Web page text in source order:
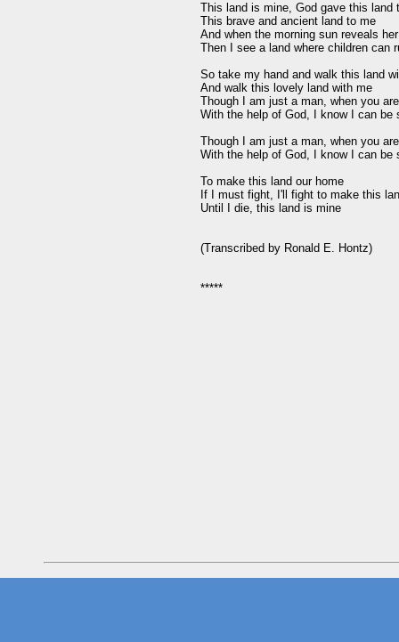
This land is mine, God gave this land
This brave and ancient land to me
And when the morning sun reveals
Then I see a land where children can
So take my hand and walk this land
And walk this lovely land with me
Though I am just a man, when you
With the help of God, I know I can be
Though I am just a man, when you
With the help of God, I know I can be
To make this land our home
If I must fight, I'll fight to make this
Until I die, this land is mine
(Transcribed by Ronald E. Hontz)